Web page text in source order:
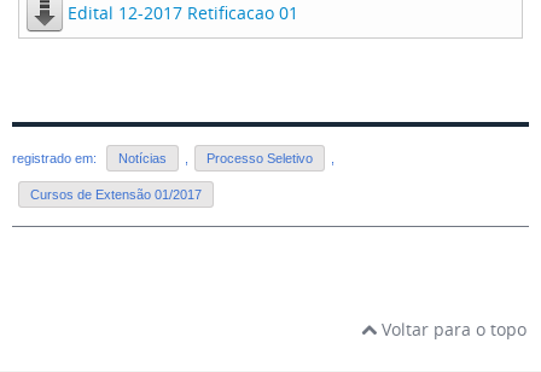
Edital 12-2017 Retificacao 01
registrado em: Notícias Processo Seletivo
Cursos de Extensão 01/2017
Voltar para o topo